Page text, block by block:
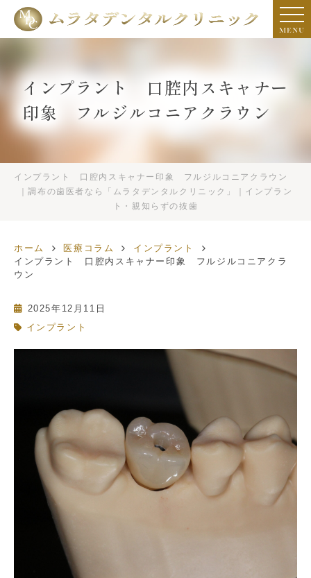
MENU
インプラント 口腔内スキャナー
印象 フルジルコニアクラウン
インプラント 口腔内スキャナー印象 フルジルコニアクラウン
｜調布の歯医者なら「ムラタデンタルクリニック」｜インプラン
ト・親知らずの抜歯
ホーム 医療コラム
インプラント
インプラント 口腔内スキャナー印象 フルジルコニアクラ
ウン
2025年12月11日
インプラント